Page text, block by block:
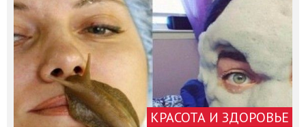
КРАСОТА И ЗДОРОВЬЕ